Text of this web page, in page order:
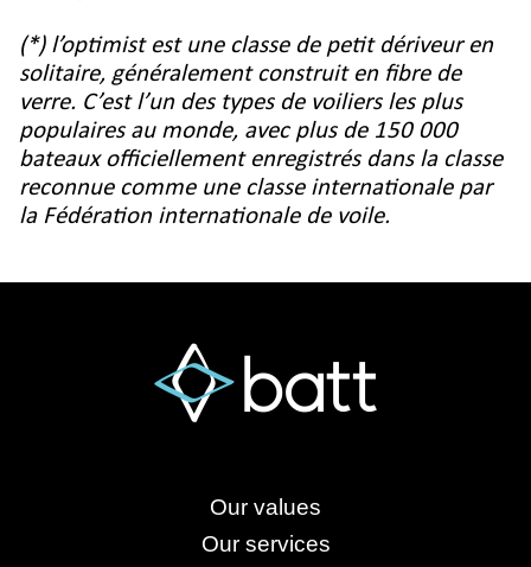
(*) l’optimist est une classe de petit dériveur en
solitaire, généralement construit en fibre de
verre. C’est l’un des types de voiliers les plus
populaires au monde, avec plus de 150 000
bateaux officiellement enregistrés dans la classe
reconnue comme une classe internationale par
la Fédération internationale de voile.
Our values
Our services